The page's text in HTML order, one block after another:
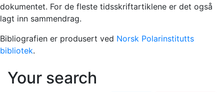
dokumentet. For de fleste tidsskriftartiklene er det også
lagt inn sammendrag.
Bibliografien er produsert ved Norsk Polarinstitutts
bibliotek.
Your search